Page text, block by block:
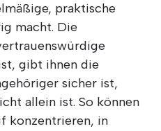
praktische
macht. Die
gibt ihnen die
sicher ist,
allein ist. So können
konzentrieren, in